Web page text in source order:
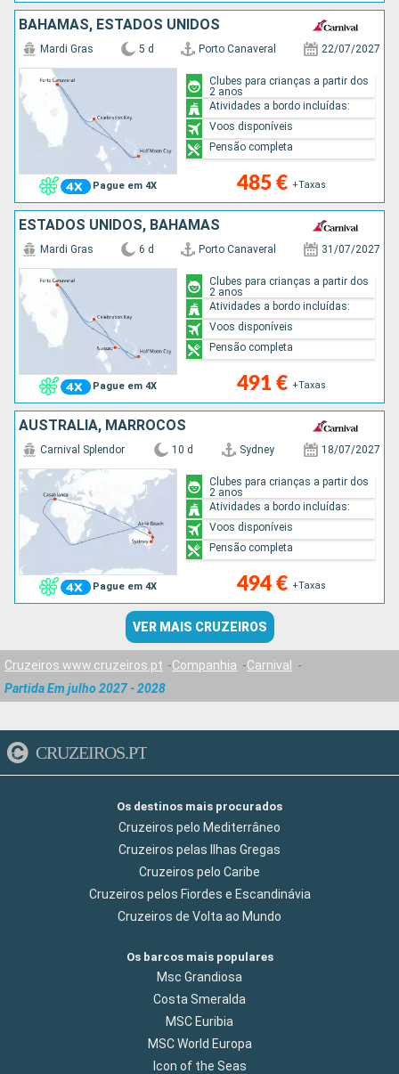
BAHAMAS, ESTADOS UNIDOS
Pague em 4X
Mardi Gras 5 d Porto Canaveral 22/07/2027
485 € +Taxas
Clubes para crianças a partir dos
2 anos
Atividades a bordo incluídas:
Voos disponíveis
Pensão completa
ESTADOS UNIDOS, BAHAMAS
Pague em 4X
Mardi Gras 6 d Porto Canaveral 31/07/2027
491 € +Taxas
Clubes para crianças a partir dos
2 anos
Atividades a bordo incluídas:
Voos disponíveis
Pensão completa
AUSTRALIA, MARROCOS
Pague em 4X
Carnival Splendor 10 d Sydney 18/07/2027
494 € +Taxas
Clubes para crianças a partir dos
2 anos
Atividades a bordo incluídas:
Voos disponíveis
Pensão completa
VER MAIS CRUZEIROS
Cruzeiros www.cruzeiros.pt Companhia
Carnival
Partida Em julho 2027 - 2028
CRUZEIROS.PT
Os destinos mais procurados
Cruzeiros pelo Mediterrâneo
Cruzeiros pelas Ilhas Gregas
Cruzeiros pelo Caribe
Cruzeiros pelos Fiordes e Escandinávia
Cruzeiros de Volta ao Mundo
Os barcos mais populares
Msc Grandiosa
Costa Smeralda
MSC Euribia
MSC World Europa
Icon of the Seas